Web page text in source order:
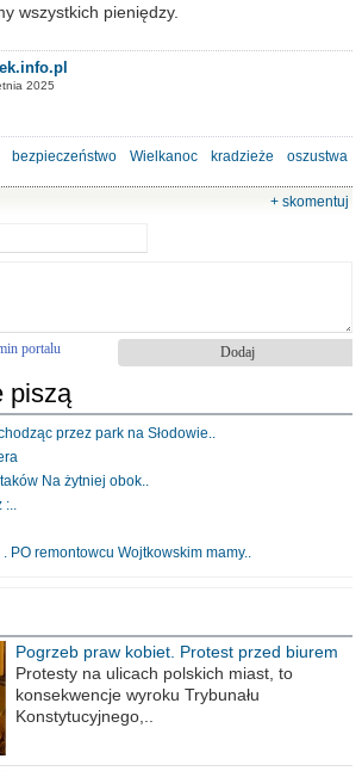
wszystkich pieniędzy.
2025
bezpieczeństwo Wielkanoc kradzieże oszustwa
+ skomentuj
portalu
piszą
przez park na Słodowie..
Na żytniej obok..
:..
PO remontowcu Wojtkowskim mamy..
Pogrzeb praw kobiet. Protest przed biurem
poselskim PiS
Protesty na ulicach polskich miast, to
konsekwencje wyroku Trybunału
Konstytucyjnego,..